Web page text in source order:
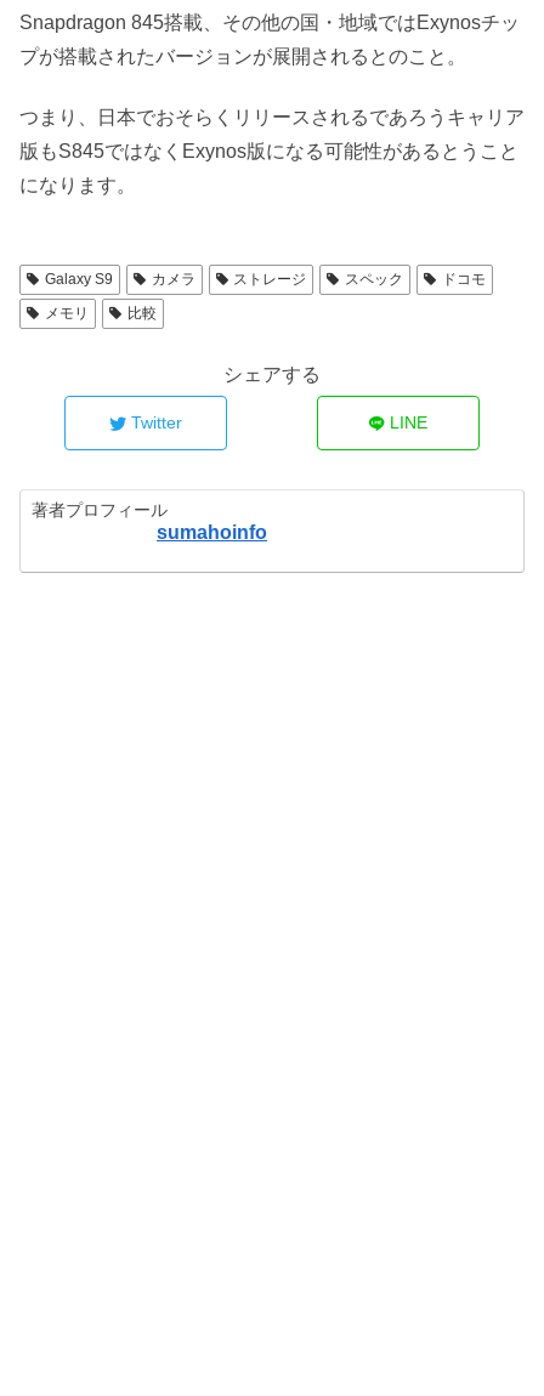
Snapdragon 845搭載、その他の国・地域ではExynosチッ
プが搭載されたバージョンが展開されるとのこと。
つまり、日本でおそらくリリースされるであろうキャリア
版もS845ではなくExynos版になる可能性があるとうこと
になります。
Galaxy S9 カメラ ストレージ スペック
ドコモ
メモリ
比較
シェアする
Twitter LINE
著者プロフィール
sumahoinfo